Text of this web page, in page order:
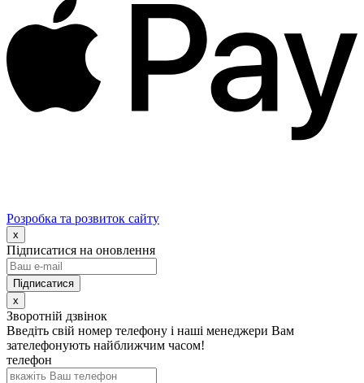
Розробка та розвиток сайту
x
Підписатися на оновлення
x
Зворотній дзвінок
Введіть свій номер телефону і наші менеджери Вам
зателефонують найближчим часом!
телефон